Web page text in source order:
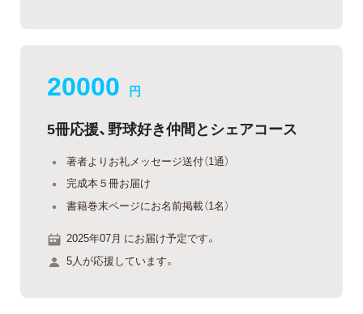
20000 円
5冊応援、野球好き仲間とシェアコース
著者よりお礼メッセージ送付（1通）
完成本５冊お届け
書籍巻末ページにお名前掲載（1名）
2025年07月 にお届け予定です。
5人が応援しています。